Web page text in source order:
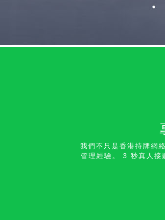
我們不只是香港持牌網
管理經驗。 3 秒真人接